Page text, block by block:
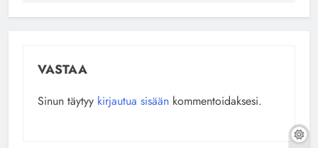
VASTAA
Sinun täytyy kirjautua sisään kommentoidaksesi.